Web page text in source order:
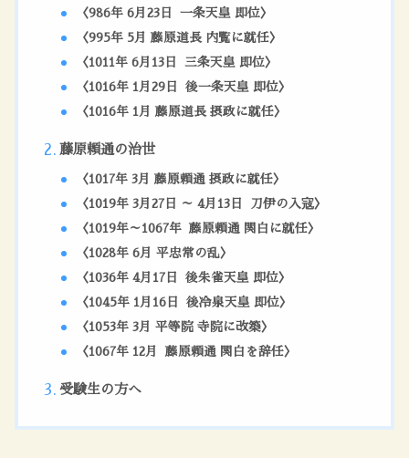
〈986年 6月23日 一条天皇 即位〉
〈995年 5月 藤原道長 内覧に就任〉
〈1011年 6月13日 三条天皇 即位〉
〈1016年 1月29日 後一条天皇 即位〉
〈1016年 1月 藤原道長 摂政に就任〉
藤原頼通の治世
〈1017年 3月 藤原頼通 摂政に就任〉
〈1019年 3月27日 ～ 4月13日 刀伊の入寇〉
〈1019年～1067年 藤原頼通 関白に就任〉
〈1028年 6月 平忠常の乱〉
〈1036年 4月17日 後朱雀天皇 即位〉
〈1045年 1月16日 後冷泉天皇 即位〉
〈1053年 3月 平等院 寺院に改築〉
〈1067年 12月 藤原頼通 関白を辞任〉
受験生の方へ